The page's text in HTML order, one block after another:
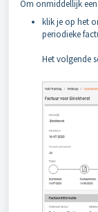
Om onmiddellijk
klik je op het
periodieke
Het volgende